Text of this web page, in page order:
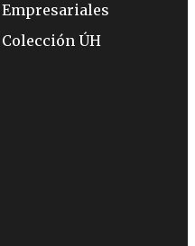
Empresariales
Colección ÚH